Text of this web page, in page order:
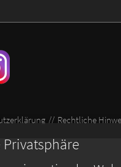
Rechtliche